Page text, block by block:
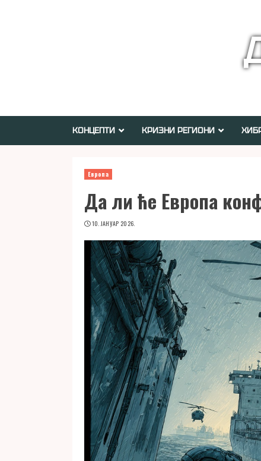
КОНЦЕПТИ КРИЗНИ РЕГИОНИ
Европа
Да ли ће Европа
10. ЈАНУАР 2026.